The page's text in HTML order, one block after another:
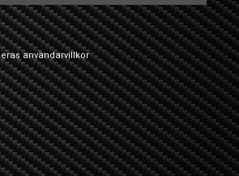
användarvillkor